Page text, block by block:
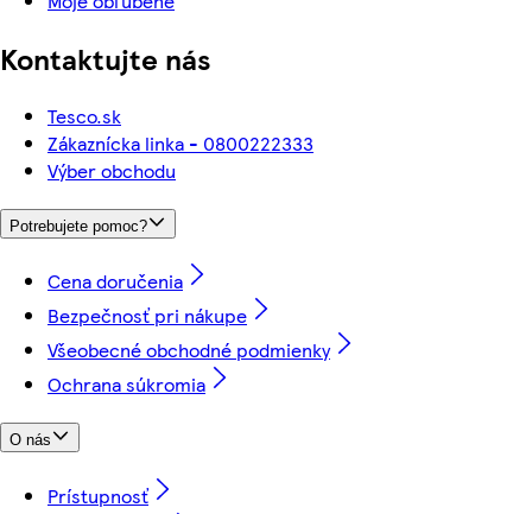
Kontaktujte nás
Tesco.sk
Zákaznícka linka - 0800222333
Výber obchodu
Potrebujete pomoc?
Cena doručenia
Bezpečnosť pri nákupe
Všeobecné obchodné podmienky
Ochrana súkromia
O nás
Prístupnosť